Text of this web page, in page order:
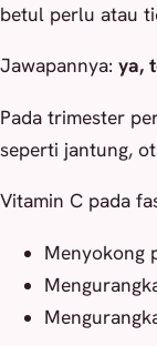
betul perlu atau
Jawapannya: ya,
Pada trimester
seperti jantung,
Vitamin C pada
Menyokong